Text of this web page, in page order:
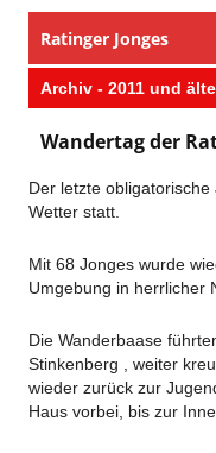
Ratinger Jonges
​Archiv - 2011 und
​Wandertag der
Der letzte
Wetter statt.
Mit 68 Jonges wurde
Umgebung in herrlicher
Die Wanderbaase
Stinkenberg , weiter
wieder zurück zur
Haus vorbei, bis zur